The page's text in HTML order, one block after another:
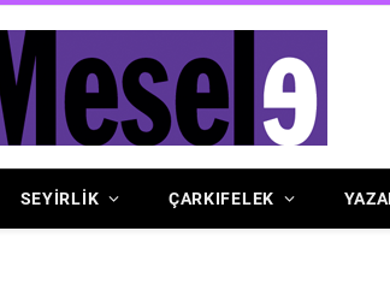
SEYİRLİK ÇARKIFELEK